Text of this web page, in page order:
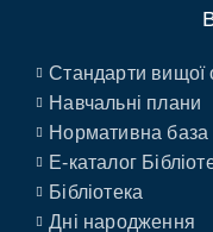
Стандарти вищої
Навчальні плани
Нормативна база
E-каталог
Бібліотека
Дні народження